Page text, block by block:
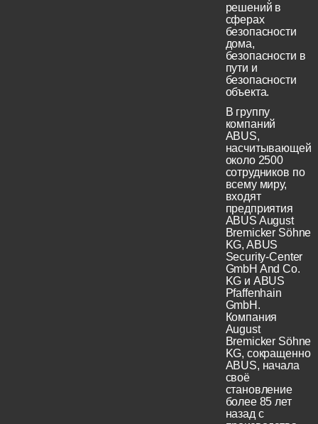
решений в
сферах
безопасности
дома,
безопасности в
пути и
безопасности
объекта.
В группу
компаний
ABUS,
насчитывающей
около 2500
сотрудников по
всему миру,
входят
предприятия
ABUS August
Bremicker Söhne
KG, ABUS
Security-Center
GmbH And Co.
KG и ABUS
Pfaffenhain
GmbH.
Компания
August
Bremicker Söhne
KG, сокращенно
ABUS, начала
своё
становление
более 85 лет
назад с